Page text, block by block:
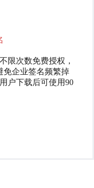
限次数免费授权，
免企业签名频繁掉
户下载后可使用90